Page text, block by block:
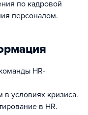
по кадровой
персоналом.
HR-
условиях кризиса.
в HR.